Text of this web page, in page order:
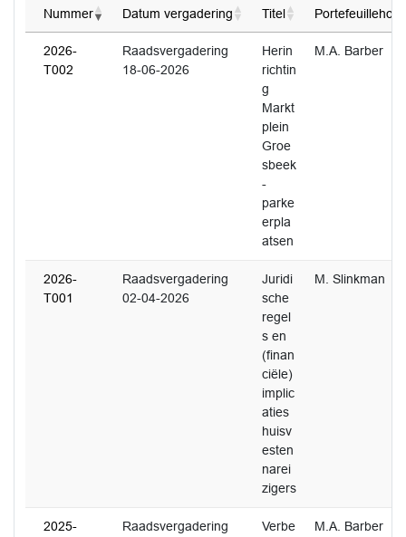
Nummer Datum vergadering Titel
2026-
T002
Raadsvergadering
18-06-2026
Herin
richtin
g
Markt
plein
Groe
sbeek
-
parke
erpla
atsen
M.A. Barber
2026-
T001
Raadsvergadering
02-04-2026
Juridi
sche
regel
s en
(finan
ciële)
implic
aties
huisv
esten
narei
zigers
M. Slinkman
2025-
Raadsvergadering
Verbe
M.A. Barber